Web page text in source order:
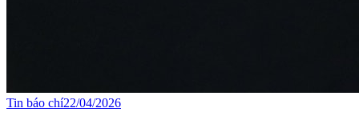
Tin báo chí22/04/2026